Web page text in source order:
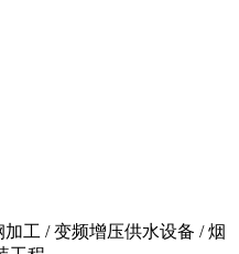
工 / 变频增压供水设备 / 烟